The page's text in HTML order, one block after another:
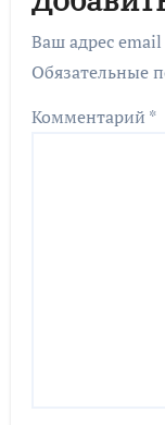
Ваш адрес
Обязательные
Комментарий *